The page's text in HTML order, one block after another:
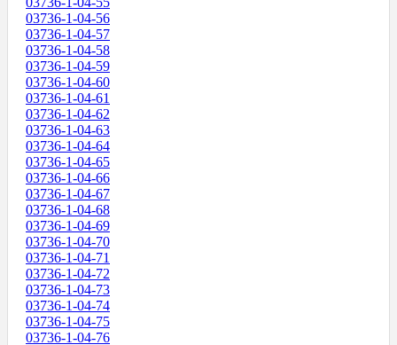
03736-1-04-56
03736-1-04-57
03736-1-04-58
03736-1-04-59
03736-1-04-60
03736-1-04-61
03736-1-04-62
03736-1-04-63
03736-1-04-64
03736-1-04-65
03736-1-04-66
03736-1-04-67
03736-1-04-68
03736-1-04-69
03736-1-04-70
03736-1-04-71
03736-1-04-72
03736-1-04-73
03736-1-04-74
03736-1-04-75
03736-1-04-76